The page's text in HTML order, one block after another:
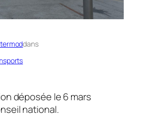
dans
déposée le 6 mars
national.